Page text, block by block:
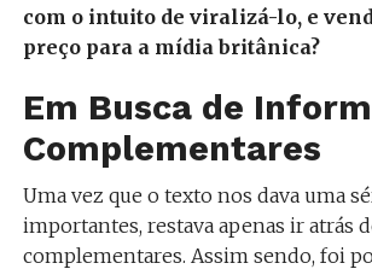
com o intuito de viralizá-lo, e
preço para a mídia britânica?
Em Busca de
Complementares
Uma vez que o texto nos dava uma
importantes, restava apenas ir atrás
complementares. Assim sendo, foi